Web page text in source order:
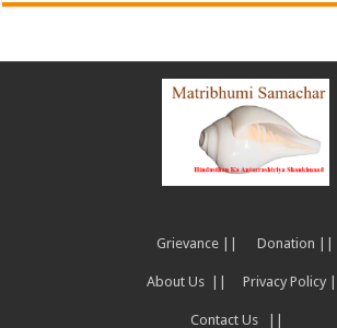
Grievance || Donation ||
About Us || Privacy Policy ||
Contact Us ||